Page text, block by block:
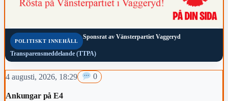
POLITISKT INNEHÅLL
Sponsrat av Vänsterpartiet Vaggeryd
Transparensmeddelande (TTPA)
4 augusti, 2026, 18:29 0
Ankungar på E4